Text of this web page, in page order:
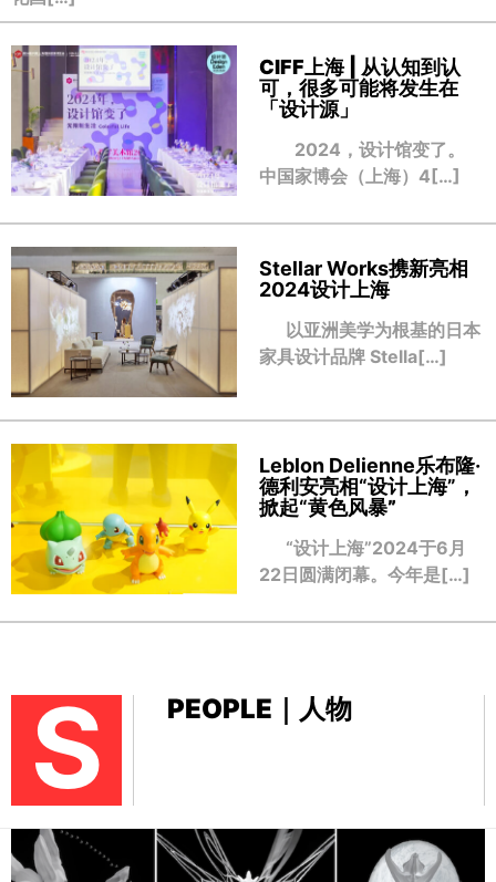
CIFF上海 | 从认知到认
可，很多可能将发生在
「设计源」
2024，设计馆变了。
中国家博会（上海）4[…]
Stellar Works携新亮相
2024设计上海
以亚洲美学为根基的日本
家具设计品牌 Stella[…]
Leblon Delienne乐布隆·
德利安亮相“设计上海”，
掀起“黄色风暴”
“设计上海”2024于6月
22日圆满闭幕。今年是[…]
S PEOPLE｜人物